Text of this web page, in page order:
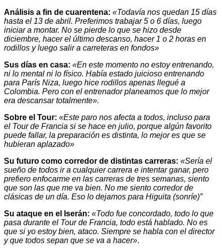
Análisis a fin de cuarentena: «Todavía nos quedan 15 días
hasta el 13 de abril. Preferimos trabajar 5 o 6 días, luego
iniciar a montar. No se pierde lo que se hizo desde
diciembre, hacer el último descanso, hacer 1 o 2 horas en
rodillos y luego salir a carreteras en fondos»
Sus días en casa: «En este momento no estoy entrenando,
ni lo mental ni lo físico. Había estado juicioso entrenando
para París Niza, luego hice rodillos apenas llegué a
Colombia. Pero con el entrenador planeamos que lo mejor
era descansar totalmente».
Sobre el Tour: «Este paro nos afecta a todos, incluso para
el Tour de Francia si se hace en julio, porque algún favorito
puede fallar, la preparación es distinta, lo mejor es que se
hubieran aplazado»
Su futuro como corredor de distintas carreras: «Sería el
sueño de todos ir a cualquier carrera e intentar ganar, pero
prefiero enfocarme en las carreras de tres semanas, siento
que son las que me va bien. No me siento corredor de
clásicas de un día. Eso lo dejamos para Higuita (sonríe)”
Su ataque en el Iserán: «Todo fue concordado, todo lo que
pasa durante el Tour de Francia, todo está hablado. No es
que si yo estoy bien, ataco. Siempre se habla con el director
y que todos sepan que se va a hacer».